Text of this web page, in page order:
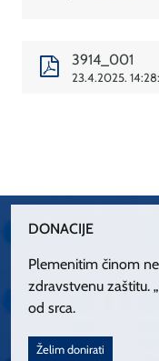
3914_001
23.4.2025.
DONACIJE
Plemenitim činom
zdravstvenu zaštitu.
od srca.
Želim donirati